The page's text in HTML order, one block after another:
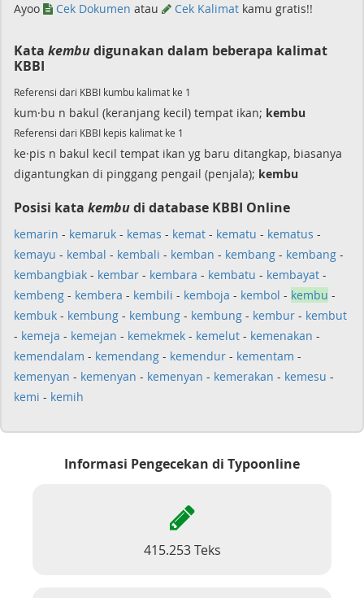
Ayoo Cek Dokumen atau Cek Kalimat kamu gratis!!
Kata kembudigunakan dalam beberapa kalimat
KBBI
Referensi dari KBBI kumbu kalimat ke 1
kum·bu n bakul (keranjang kecil) tempat ikan; kembu
Referensi dari KBBI kepis kalimat ke 1
ke·pis n bakul kecil tempat ikan yg baru ditangkap, biasanya
digantungkan di pinggang pengail (penjala); kembu
Posisi kata kembudi database KBBI Online
kemarin - kemaruk - kemas - kemat - kematu - kematus -
kemayu - kembal - kembali - kemban - kembang - kembang -
kembangbiak - kembar - kembara - kembatu - kembayat -
kembeng - kembera - kembili - kemboja - kembol - kembu -
kembuk - kembung - kembung - kembung - kembur - kembut
- kemeja - kemejan - kemekmek - kemelut - kemenakan -
kemendalam - kemendang - kemendur - kementam -
kemenyan - kemenyan - kemenyan - kemerakan - kemesu -
kemi - kemih
Informasi Pengecekan di Typoonline
415.253 Teks